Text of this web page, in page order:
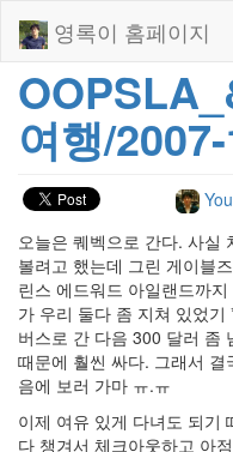
영록이 홈페이지
여행/
오늘은 퀘벡으로 간다. 사실
볼려고 했는데 그린 게이블
린스 에드워드 아일랜드까
가 우리 둘다 좀 지쳐 있었
버스로 간 다음 300 달러 좀
때문에 훨씬 싸다. 그래서
음에 보러 가마 ㅠ.ㅠ
이제 여유 있게 다녀도 되기
다 챙겨서 체크아웃하고 아